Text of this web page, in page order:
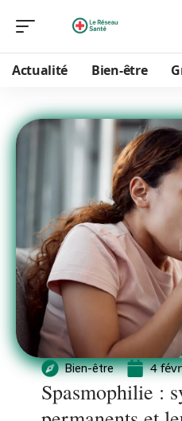
Actualité Bien-être
Bien-être 4
Spasmophilie :